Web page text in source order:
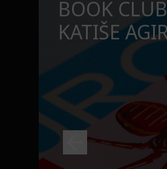
GLEDAJU